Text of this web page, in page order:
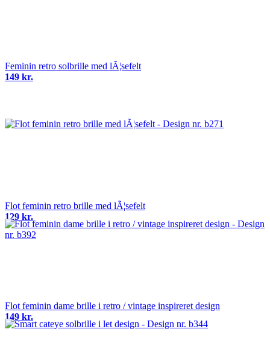
Feminin retro solbrille med lÃ¦sefelt
149 kr.
Flot feminin retro brille med lÃ¦sefelt
129 kr.
Flot feminin dame brille i retro / vintage inspireret design
149 kr.